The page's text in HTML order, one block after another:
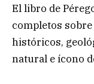
El libro de
completos
históricos,
natural e ícono